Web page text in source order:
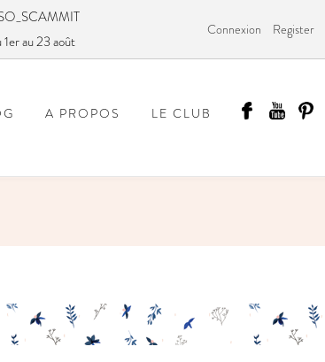
au 23 août
Connexion Register
A PROPOS LE CLUB